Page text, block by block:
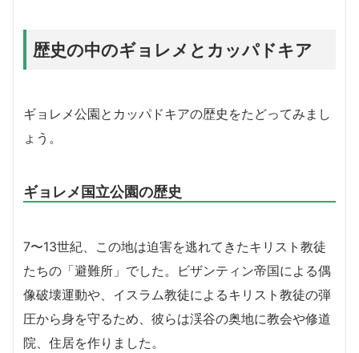
歴史の中のギョレメとカッパドキア
ギョレメ公園とカッパドキアの歴史をたどってみまし
ょう。
ギョレメ国立公園の歴史
7〜13世紀、この地は迫害を逃れてきたキリスト教徒
たちの「避難所」でした。ビザンティン帝国による偶
像破壊運動や、イスラム教徒によるキリスト教徒の弾
圧から身を守るため、彼らは渓谷の奥地に教会や修道
院、住居を作りました。